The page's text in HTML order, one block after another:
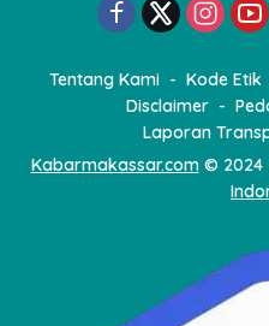
Tentang Kami Kode Etik
Disclaimer
Laporan
Kabarmakassar.com© 2024